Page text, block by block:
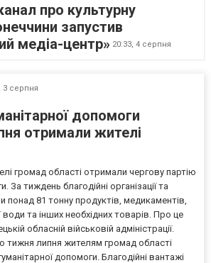
про культурну
запустив
медіа-центр» 20:33, 4 серпня
3 серпня
допомоги
отримали жителі
громад області отримали чергову партію
За тиждень благодійні організації та
понад 81 тонну продуктів, медикаментів,
води та інших необхідних товарів. Про це
обласній військовій адміністрації.
тижня липня жителям громад області
допомоги. Благодійні вантажі